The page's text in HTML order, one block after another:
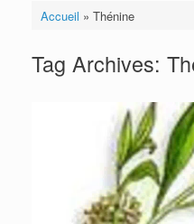
Accueil » Thénine
Tag Archives: